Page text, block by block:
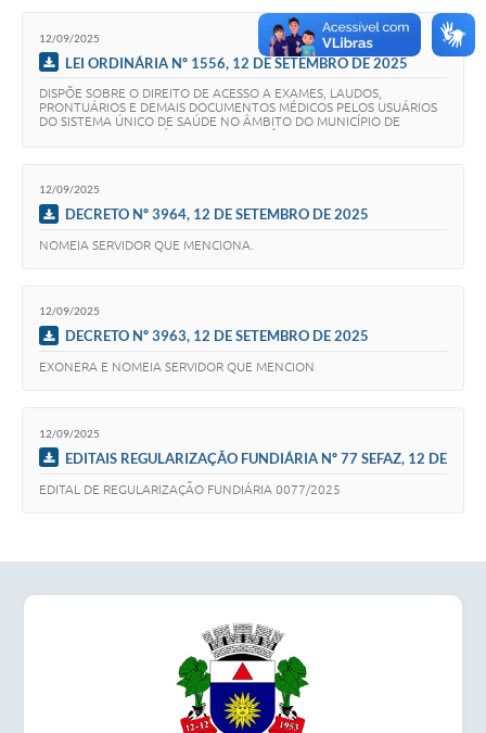
Enquete
Telefones Úteis
Sala M. do Empreendedor
Secretarias
12/09/2025
LEI ORDINÁRIA Nº 1556, 12 DE SETEMBRO DE 2025
DISPÕE SOBRE O DIREITO DE ACESSO A EXAMES, LAUDOS,
PRONTUÁRIOS E DEMAIS DOCUMENTOS MÉDICOS PELOS USUÁRIOS
DO SISTEMA ÚNICO DE SAÚDE NO ÂMBITO DO MUNICÍPIO DE
12/09/2025
DECRETO Nº 3964, 12 DE SETEMBRO DE 2025
NOMEIA SERVIDOR QUE MENCIONA.
12/09/2025
DECRETO Nº 3963, 12 DE SETEMBRO DE 2025
EXONERA E NOMEIA SERVIDOR QUE MENCION
12/09/2025
EDITAIS REGULARIZAÇÃO FUNDIÁRIA Nº 77 SEFAZ, 12 DE
EDITAL DE REGULARIZAÇÃO FUNDIÁRIA 0077/2025